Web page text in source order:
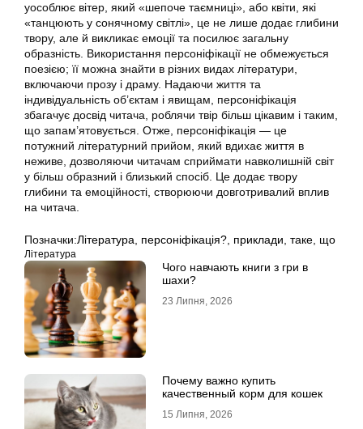
уособлює вітер, який «шепоче таємниці», або квіти, які
«танцюють у сонячному світлі», це не лише додає глибини
твору, але й викликає емоції та посилює загальну
образність. Використання персоніфікації не обмежується
поезією; її можна знайти в різних видах літератури,
включаючи прозу і драму. Надаючи життя та
індивідуальність об’єктам і явищам, персоніфікація
збагачує досвід читача, роблячи твір більш цікавим і таким,
що запам’ятовується. Отже, персоніфікація — це
потужний літературний прийом, який вдихає життя в
неживе, дозволяючи читачам сприймати навколишній світ
у більш образний і близький спосіб. Це додає твору
глибини та емоційності, створюючи довготривалий вплив
на читача.
Позначки:Література, персоніфікація?, приклади, таке, що
Література
Чого навчають книги з гри в
шахи?
23 Липня, 2026
Почему важно купить
качественный корм для кошек
15 Липня, 2026